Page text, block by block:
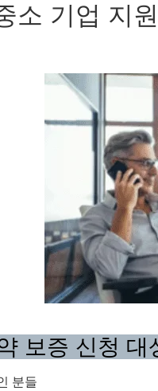
소 기업 지
보증 신청 대
분들